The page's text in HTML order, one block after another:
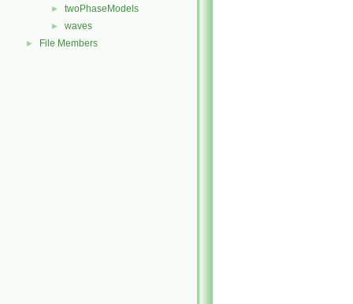
► twoPhaseModels
► waves
► File Members